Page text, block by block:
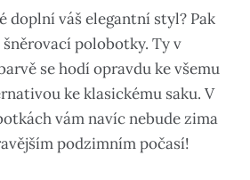
doplní váš elegantní styl? Pak
polobotky. Ty v
se hodí opravdu ke všemu
ke klasickému saku. V
vám navíc nebude zima
podzimním počasí!